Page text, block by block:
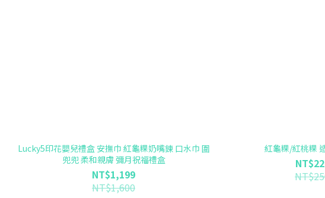
Lucky5印花嬰兒禮盒 安撫巾 紅龜粿奶嘴鍊 口水巾 圍
兜兜 柔和親膚 彌月祝福禮盒
NT$1,199
NT$1,600
紅龜粿/紅桃粿